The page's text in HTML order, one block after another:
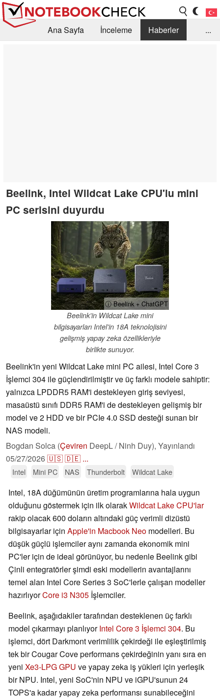
Ana Sayfa İnceleme
Haberler
...
Beelink, Intel Wildcat Lake CPU'lu mini
PC serisini duyurdu
ⓘ Beelink + ChatGPT
Beelink'in Wildcat Lake mini
bilgisayarları Intel'in 18A teknolojisini
gelişmiş yapay zeka özellikleriyle
birlikte sunuyor.
Beelink'in yeni Wildcat Lake mini PC ailesi, Intel Core 3
İşlemci 304 ile güçlendirilmiştir ve üç farklı modele sahiptir:
yalnızca LPDDR5 RAM'i destekleyen giriş seviyesi,
masaüstü sınıfı DDR5 RAM'i de destekleyen gelişmiş bir
model ve 2 HDD ve bir PCIe 4.0 SSD desteği sunan bir
NAS modeli.
Bogdan Solca (Çeviren DeepL / Ninh Duy), Yayınlandı
05/27/2026🇺🇸🇩🇪 ...
Intel Mini PC NAS Thunderbolt Wildcat Lake
Intel, 18A düğümünün üretim programlarına hala uygun
olduğunu göstermek için ilk olarakWildcat Lake CPU'lar
rakip olacak 600 doların altındaki güç verimli dizüstü
bilgisayarlar için Apple'in Macbook Neo modelleri. Bu
düşük güçlü işlemciler aynı zamanda ekonomik mini
PC'ler için de ideal görünüyor, bu nedenle Beelink gibi
Çinli entegratörler şimdi eski modellerin avantajlarını
temel alan Intel Core Series 3 SoC'lerle çalışan modeller
hazırlıyorCore i3 N305 İşlemciler.
Beelink, aşağıdakiler tarafından desteklenen üç farklı
model çıkarmayı planlıyorIntel Core 3 İşlemci 304. Bu
işlemci, dört Darkmont verimlilik çekirdeği ile eşleştirilmiş
tek bir Cougar Cove performans çekirdeğinin yanı sıra en
yeni Xe3-LPG GPU ve yapay zeka iş yükleri için yerleşik
bir NPU. Intel, yeni SoC'nin NPU ve iGPU'sunun 24
TOPS'a kadar yapay zeka performansı sunabileceğini